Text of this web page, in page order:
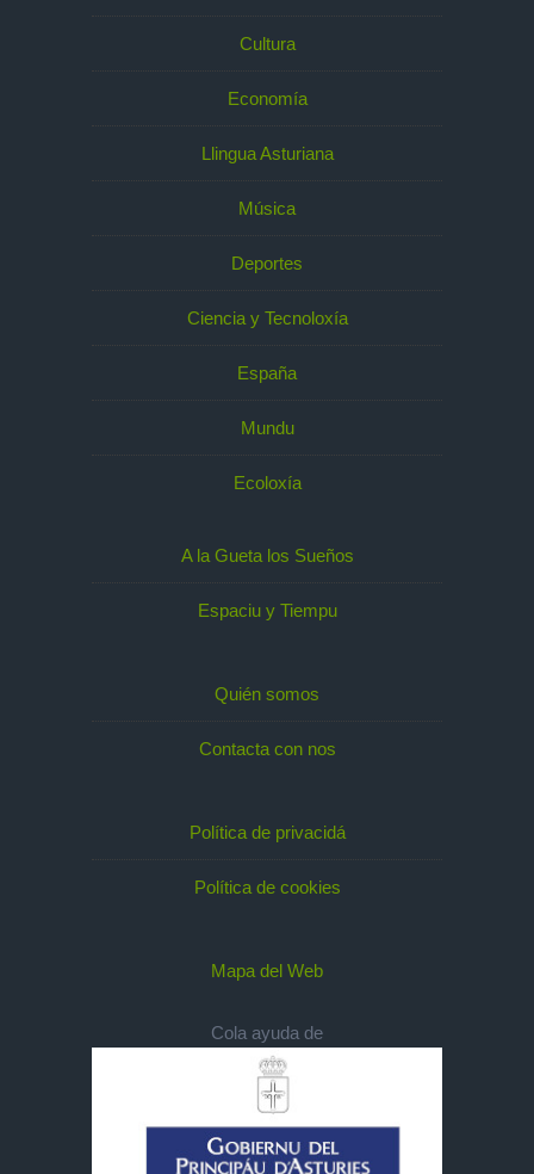
Cultura
Economía
Llingua Asturiana
Música
Deportes
Ciencia y Tecnoloxía
España
Mundu
Ecoloxía
A la Gueta los Sueños
Espaciu y Tiempu
Quién somos
Contacta con nos
Política de privacidá
Política de cookies
Mapa del Web
Cola ayuda de